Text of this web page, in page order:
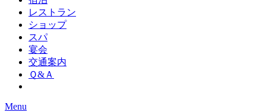
レストラン
ショップ
スパ
宴会
交通案内
Ｑ&Ａ
Menu